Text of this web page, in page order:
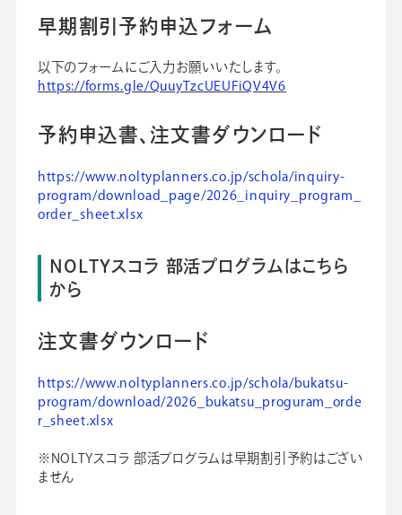
早期割引予約申込フォーム
以下のフォームにご入力お願いいたします。
https://forms.gle/QuuyTzcUEUFiQV4V6
予約申込書、注文書ダウンロード
https://www.noltyplanners.co.jp/schola/inquiry-
program/download_page/2026_inquiry_program_
order_sheet.xlsx
NOLTYスコラ 部活プログラムはこちら
から
注文書ダウンロード
https://www.noltyplanners.co.jp/schola/bukatsu-
program/download/2026_bukatsu_proguram_orde
r_sheet.xlsx
※NOLTYスコラ 部活プログラムは早期割引予約はござい
ません